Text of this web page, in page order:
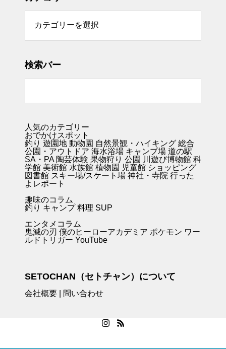
検索バー
人気のカテゴリー
おでかけスポット
釣り 遊園地 動物園 自然景観・ハイキング 総合
公園・アウトドア 海水浴場 キャンプ場 道の駅
SA・PA 陶芸体験 果物狩り 公園 川遊び博物館 科
学館 美術館 水族館 植物園 児童館 ショッピング
図書館 スキー場/スケート場 神社・寺院 行った
よレポート
趣味のコラム
釣り キャンプ料理 SUP
エンタメコラム
鬼滅の刃 僕のヒーローアカデミア ポケモン ワー
ルドトリガー YouTube
SETOCHAN（セトチャン）について
会社概要 問い合わせ